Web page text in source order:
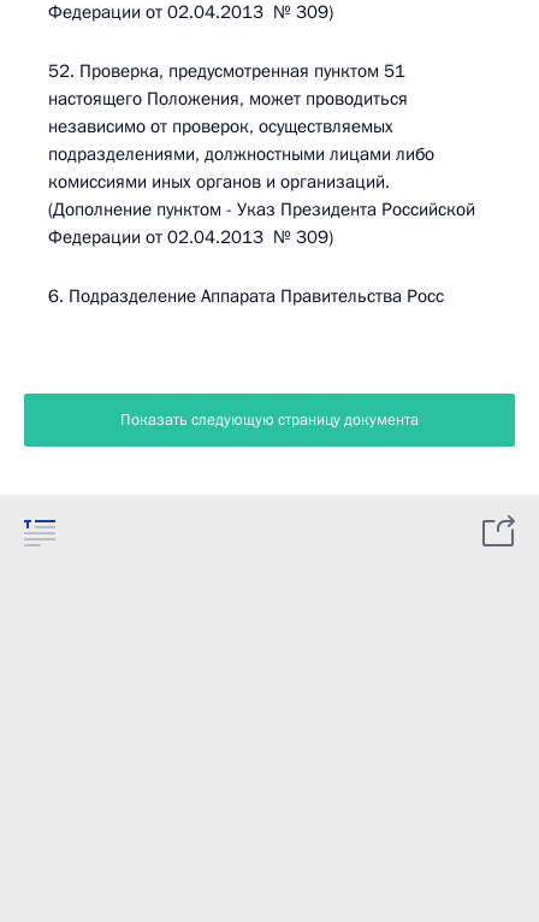
Федерации от 02.04.2013 № 309)
52. Проверка, предусмотренная пунктом 51
настоящего Положения, может проводиться
независимо от проверок, осуществляемых
подразделениями, должностными лицами либо
комиссиями иных органов и организаций.
(Дополнение пунктом - Указ Президента Российской
Федерации от 02.04.2013 № 309)
6. Подразделение Аппарата Правительства Росс
Показать следующую страницу документа